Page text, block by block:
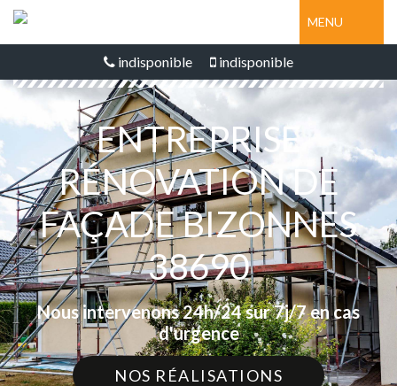
MENU
indisponible indisponible
ENTREPRISE
RÉNOVATION DE
FAÇADE BIZONNES
38690
Nous intervenons 24h/24 sur 7j/7 en cas
d'urgence
NOS RÉALISATIONS